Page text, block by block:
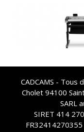
CADCAMS -
Cholet 94100
SARL
SIRET 414